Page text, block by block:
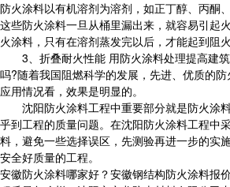
防火涂料以有机溶剂为溶剂，如正丁醇、丙酮
这些防火涂料一旦从桶里漏出来，就容易引起
火涂料，只有在溶剂蒸发完以后，才能起到阻
3、折叠耐火性能 用防火涂料处理提高建
吗?随着我国阻燃科学的发展，先进、优质的
应用情况看，效果是明显的。
沈阳防火涂料工程中重要部分就是防火涂
乎到工程的质量问题。在沈阳防火涂料工程中
料，避免一些选择误区，先测验再进一步的实
安全好质量的工程。
安徽防火涂料哪家好？安徽钢结构防火涂料报